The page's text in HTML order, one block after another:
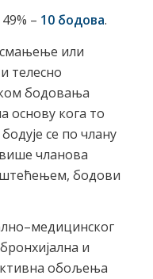
– 10 бодова.
смањење или
телесно
бодовања
основу кога то
се по члану
чланова
бодови
и
обољења